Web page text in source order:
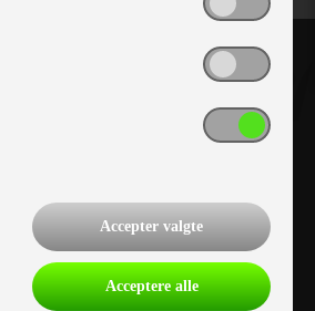
A/S
SØ
Accepter valgte
Acceptere alle